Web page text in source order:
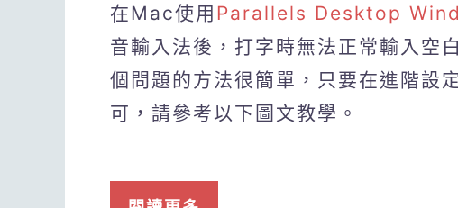
在Mac使用 Parallels Desktop
音輸入法後，打字時無法正常輸入空
個問題的方法很簡單，只要在進階設
可，請參考以下圖文教學。